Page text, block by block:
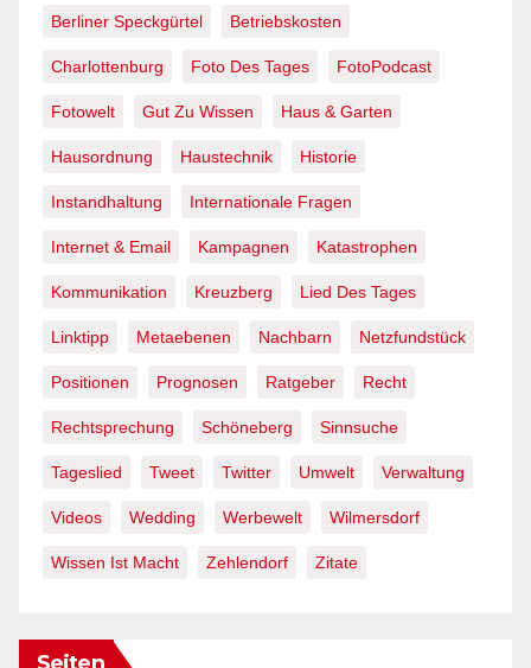
Berliner Speckgürtel Betriebskosten
Charlottenburg Foto Des Tages FotoPodcast
Fotowelt Gut Zu Wissen Haus & Garten
Hausordnung Haustechnik Historie
Instandhaltung Internationale Fragen
Internet & Email Kampagnen Katastrophen
Kommunikation Kreuzberg Lied Des Tages
Linktipp Metaebenen Nachbarn Netzfundstück
Positionen Prognosen Ratgeber Recht
Rechtsprechung Schöneberg Sinnsuche
Tageslied Tweet Twitter Umwelt Verwaltung
Videos Wedding Werbewelt Wilmersdorf
Wissen Ist Macht Zehlendorf Zitate